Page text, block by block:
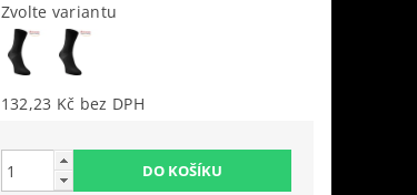
Zvolte variantu
132,23 Kč bez DPH